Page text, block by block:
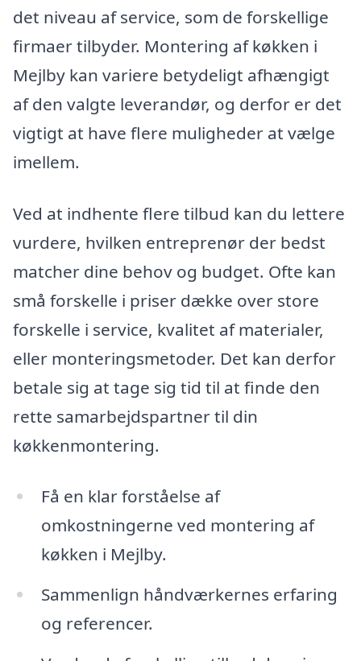
det niveau af service, som de forskellige
firmaer tilbyder. Montering af køkken i
Mejlby kan variere betydeligt afhængigt
af den valgte leverandør, og derfor er det
vigtigt at have flere muligheder at vælge
imellem.
Ved at indhente flere tilbud kan du lettere
vurdere, hvilken entreprenør der bedst
matcher dine behov og budget. Ofte kan
små forskelle i priser dække over store
forskelle i service, kvalitet af materialer,
eller monteringsmetoder. Det kan derfor
betale sig at tage sig tid til at finde den
rette samarbejdspartner til din
køkkenmontering.
Få en klar forståelse af
omkostningerne ved montering af
køkken i Mejlby.
Sammenlign håndværkernes erfaring
og referencer.